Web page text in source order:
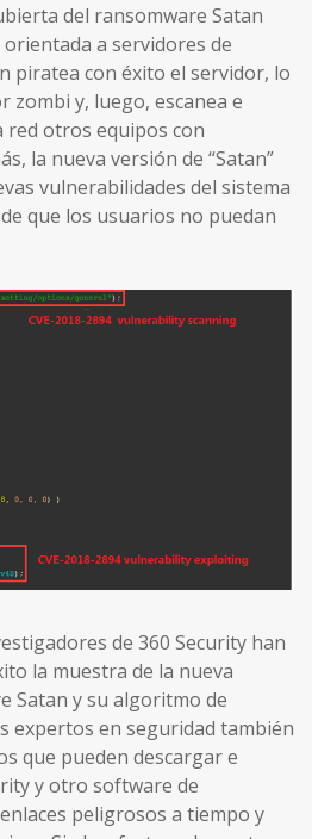
del ransomware Satan
a servidores de
piratea con éxito el servidor, lo
zombi y, luego, escanea e
red otros equipos con
la nueva versión de “Satan”
vulnerabilidades del sistema
que los usuarios no puedan
de 360 Security han
la muestra de la nueva
Satan y su algoritmo de
expertos en seguridad también
que pueden descargar e
y otro software de
peligrosos a tiempo y